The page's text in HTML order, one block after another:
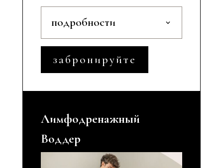
подробности
забронируйте
Лимфодренажный
Воддер